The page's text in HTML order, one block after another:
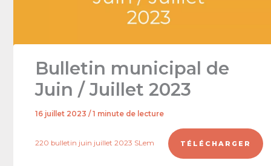
Bulletin municipal de
Juin / Juillet 2023
16 juillet 2023/1 minute de lecture
220 bulletin juin juillet 2023 SLem TÉLÉCHARGER